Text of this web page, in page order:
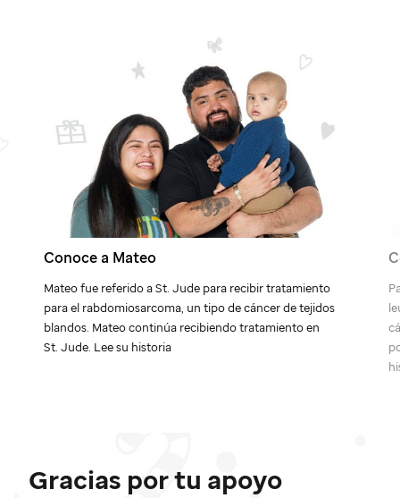
Conoce a Mateo
Mateo fue referido aSt. Jude para recibir tratamiento
para el rabdomiosarcoma, un tipo de cáncer de tejidos
blandos. Mateo continúa recibiendo tratamiento en
St. Jude. Lee su historia
Gracias por tu apoyo